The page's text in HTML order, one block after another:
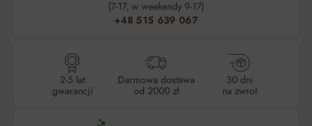
(7-17, w weekendy 9-17)
+48 515 639 067
2-5 lat
gwarancji
Darmowa dostawa
od 2000 zł
30 dni
na zwrot